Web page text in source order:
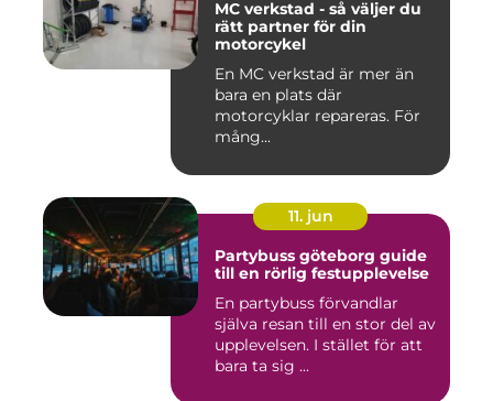
MC verkstad - så väljer du
rätt partner för din
motorcykel
En MC verkstad är mer än
bara en plats där
motorcyklar repareras. För
mång...
11. jun
Partybuss göteborg guide
till en rörlig festupplevelse
En partybuss förvandlar
själva resan till en stor del av
upplevelsen. I stället för att
bara ta sig ...